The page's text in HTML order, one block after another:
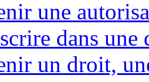
une
dans une
un droit,